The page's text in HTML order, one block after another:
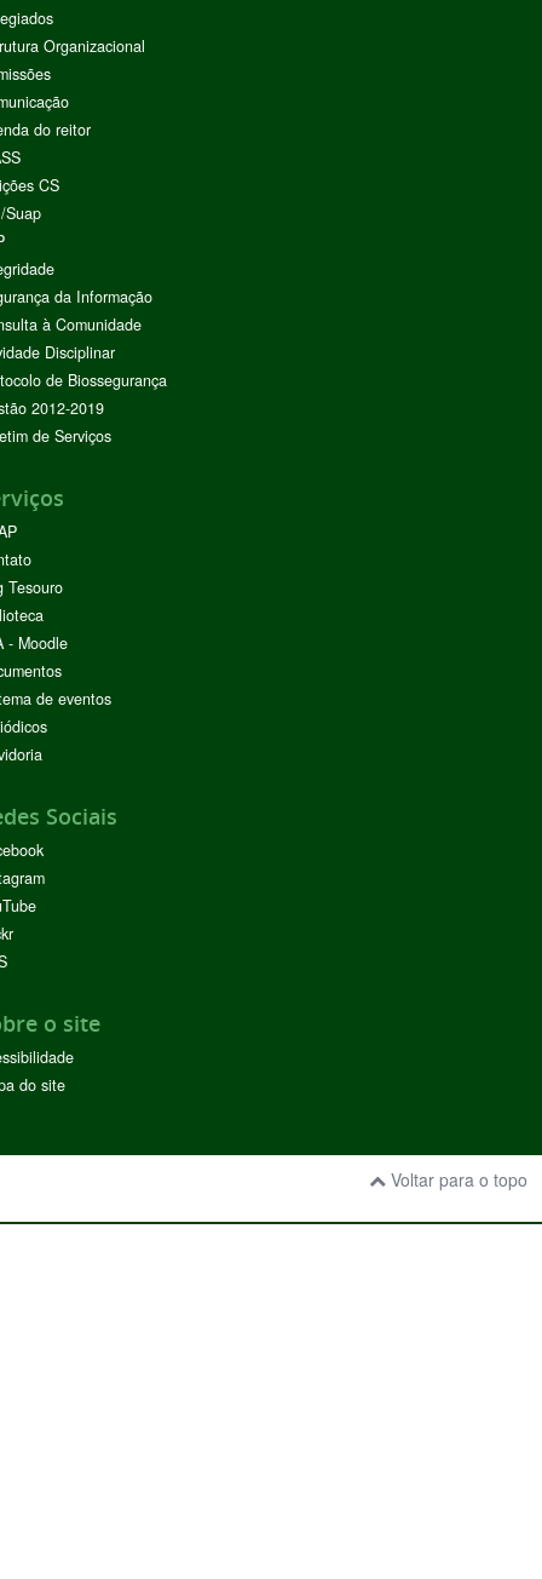
Organizacional
do reitor
CS
Suap
da Informação
à Comunidade
Disciplinar
de Biossegurança
2012-2019
de Serviços
Tesouro
- Moodle
de eventos
Sociais
o site
do site
Voltar para o topo